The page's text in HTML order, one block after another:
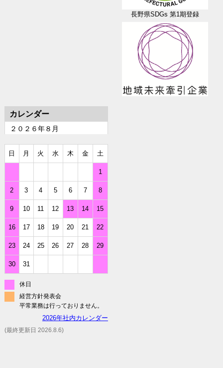
長野県SDGs 第1期登録
カレンダー
２０２６年８月
日 月 火 水 木 金 土
1
2 3 4 5 6 7 8
9 10 11 12 13 14 15
16 17 18 19 20 21 22
23 24 25 26 27 28 29
30 31
休日
経営方針発表会
平常業務は行っておりません。
2026年社内カレンダー
(最終更新日 2026.8.6)